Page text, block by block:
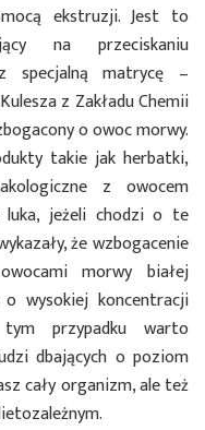
ekstruzji. Jest to
na przeciskaniu
specjalną matrycę –
z Zakładu Chemii
o owoc morwy.
takie jak herbatki,
z owocem
luka, jeżeli chodzi o te
że wzbogacenie
morwy białej
wysokiej koncentracji
tym przypadku warto
dbających o poziom
cały organizm, ale też